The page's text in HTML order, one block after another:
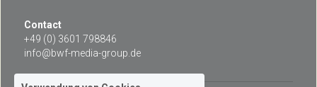
Contact
+49 (0) 3601 798846
info@bwf-media-group.de